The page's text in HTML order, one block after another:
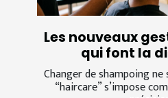
Les nouveaux
qui font la
Changer de shampoing ne
“haircare” s’impose